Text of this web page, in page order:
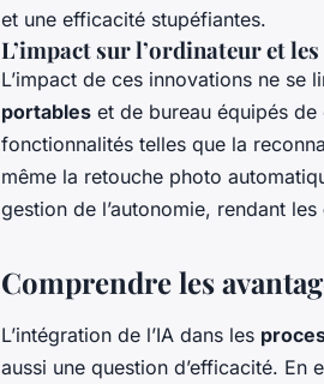
et une efficacité stupéfiantes.
L’impact sur l’ordinateur et
L’impact de ces innovations ne se
portables et de bureau équipés de
fonctionnalités telles que la
même la retouche photo
gestion de l’autonomie, rendant les
Comprendre les
L’intégration de l’IA dans les
aussi une question d’efficacité. En